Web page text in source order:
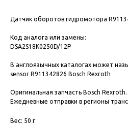
Датчик оборотов гидромотора
Код аналога или замены:
DSA2S18K0250D/12P
В англоязычных каталогах может
sensor R911342826 Bosch Rexroth
Оригинальная запчасть Bosch Rexroth.
Ежедневные отправки в регионы
Вес: 50 г